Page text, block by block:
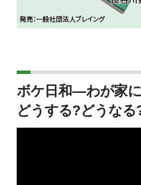
ボケ日和―わが家
どうする?どうなる